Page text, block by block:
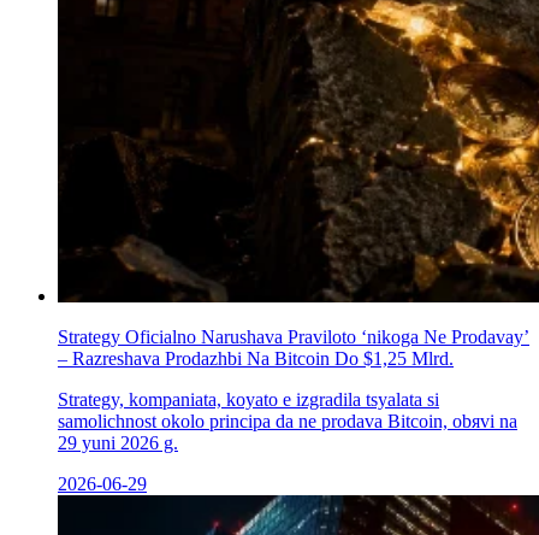
Strategy Oficіalno Narushava Praviloto ‘nikoga Ne Prodavay’
– Razreshava Prodazhbi Na Bitcoin Do $1,25 Mlrd.
Strategy, kompaniata, koуato е izgradila tsyalata si
samolichnost okolo principa da ne prodava Bitcoin, obяvi na
29 yuni 2026 g.
2026-06-29